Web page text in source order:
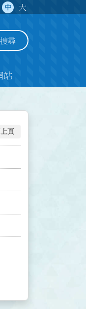
中 大
搜尋
站
上頁